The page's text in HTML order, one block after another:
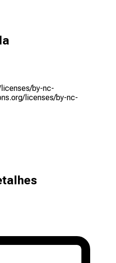
by-nc-
licenses/by-nc-